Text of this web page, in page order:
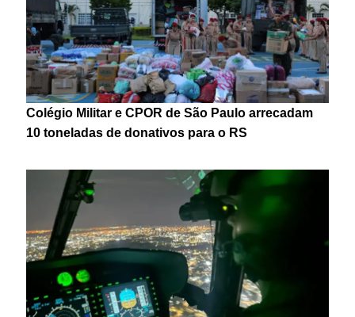
Colégio Militar e CPOR de São Paulo arrecadam
10 toneladas de donativos para o RS